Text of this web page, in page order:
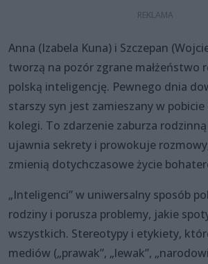
Anna (Izabela Kuna) i Szczepan
tworzą na pozór zgrane małżeństwo
polską inteligencję. Pewnego dnia
starszy syn jest zamieszany w
kolegi. To zdarzenie zaburza
ujawnia sekrety i prowokuje
zmienią dotychczasowe życie
„Inteligenci” w uniwersalny sposób
rodziny i porusza problemy, jakie
wszystkich. Stereotypy i etykiety,
mediów („prawak”, „lewak”,